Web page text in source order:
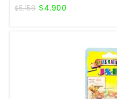
$5.158 $4.900